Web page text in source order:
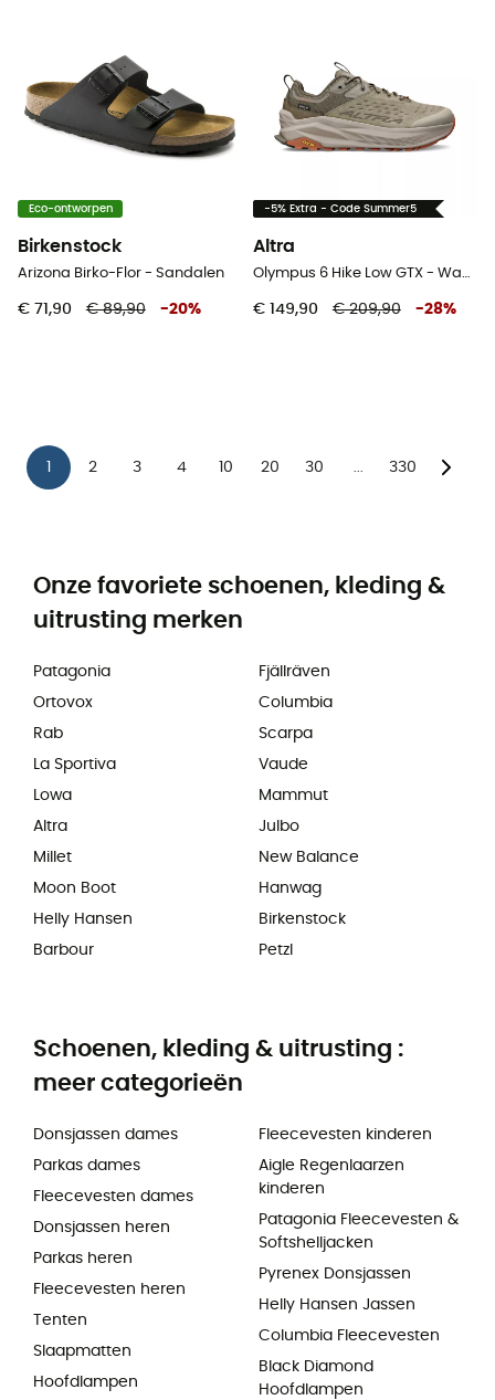
Eco-ontworpen
Birkenstock
Arizona Birko-Flor - Sandalen
€ 71,90 € 89,90 -20%
-5% Extra - Code Summer5
Altra
Olympus 6 Hike Low GTX - Wandelschoenen - Heren
€ 149,90 € 209,90 -28%
2 3 4 10 20 30 330
Onze favoriete schoenen, kleding &
uitrusting merken
Patagonia
Ortovox
Rab
La Sportiva
Lowa
Altra
Millet
Moon Boot
Helly Hansen
Barbour
Fjällräven
Columbia
Scarpa
Vaude
Mammut
Julbo
New Balance
Hanwag
Birkenstock
Petzl
Schoenen, kleding & uitrusting :
meer categorieën
Donsjassen dames
Parkas dames
Fleecevesten dames
Donsjassen heren
Parkas heren
Fleecevesten heren
Tenten
Slaapmatten
Hoofdlampen
Fleecevesten kinderen
Aigle Regenlaarzen
kinderen
Patagonia Fleecevesten &
Softshelljacken
Pyrenex Donsjassen
Helly Hansen Jassen
Columbia Fleecevesten
Black Diamond
Hoofdlampen